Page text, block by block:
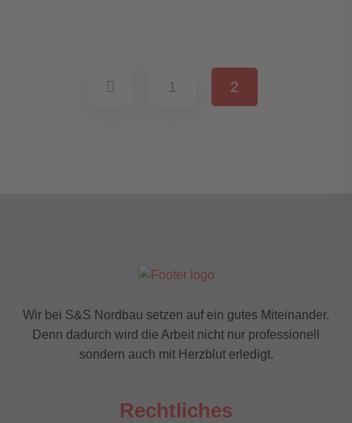
1 2
Wir bei S&S Nordbau setzen auf ein gutes Miteinander.
Denn dadurch wird die Arbeit nicht nur professionell
sondern auch mit Herzblut erledigt.
Rechtliches